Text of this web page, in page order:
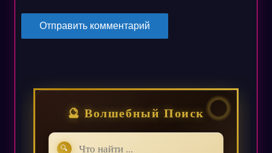
🔮 Волшебный Поиск
🔍